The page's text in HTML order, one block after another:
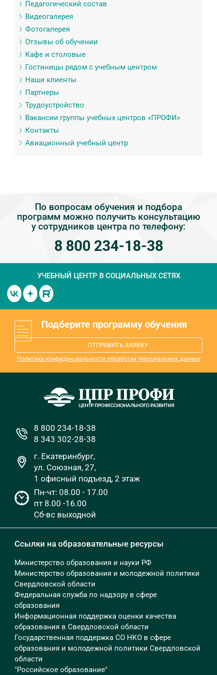
Педагогический состав
Видеогалерея
Фотогалерея
Отзывы об обучении
Кафе и столовые
Гостиницы рядом с учебным центром
Наши клиенты
Партнеры
Трудоустройство
Вакансии группы учебных центров «ПРОФИ»
Контакты
Авиационный учебный центр
По вопросам обучения и подбора
программ можно получить консультацию
у сотрудников центра по телефону:
8 800 234-18-38
УЧЕБНЫЙ ЦЕНТР В СОЦИАЛЬНЫХ СЕТЯХ
Подберите программу обучения
ОТПРАВИТЬ ЗАЯВКУ
Политика конфиденциальности обработки персональных данных
8 800 234-18-38
8 343 302-28-38
г. Екатеринбург,
ул. Союзная, 27,
1 офисный подъезд, 2 этаж
Пн-чт: 08.00 - 17.00
пт 8.00 -16.00
Сб-вс выходной
Ссылки на образовательные ресурсы
Министерство образования и науки РФ
Министерство образования и молодежной политики
Свердловской области
Федеральная служба по надзору в сфере
образования
Информационная поддержка оценки качества
образования в Свердловской области
Государственная поддержка СО НКО в сфере
образования и молодежной политики Свердловской
области
"Российское образование"